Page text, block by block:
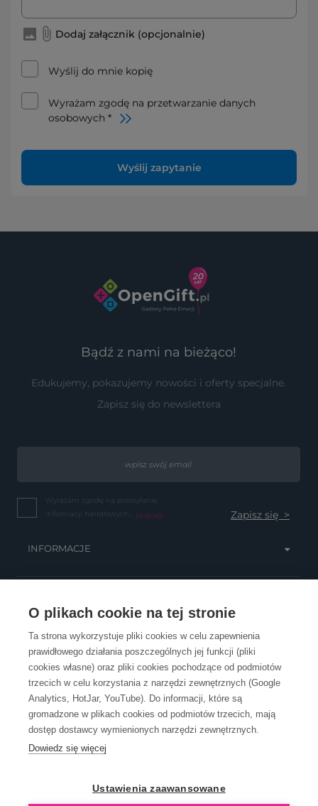
O plikach cookie na tej stronie
Ta strona wykorzystuje pliki cookies w celu zapewnienia
prawidłowego działania poszczególnych jej funkcji (pliki
cookies własne) oraz pliki cookies pochodzące od podmiotów
trzecich w celu korzystania z narzędzi zewnętrznych (Google
Analytics, HotJar, YouTube). Do informacji, które są
gromadzone w plikach cookies od podmiotów trzecich, mają
dostęp dostawcy wymienionych narzędzi zewnętrznych.
Dowiedz się więcej
Ustawienia zaawansowane
Dodaj załącznik (opcjonalnie)
Wyślij do mnie kopię
Wyrażam zgodę na przetwarzanie danych
osobowych *
Wyślij zapytanie
Bądź z nami na bieżąco!
Edukujemy, pokazujemy nowości i oferty specjalne.
Zapisz się do newslettera
Wyrażam zgodę na przesyłanie
informacji handlowych... (więcej)
INFORMACJE
OBSŁUGA KLIENTA
KONTAKT
OpenGift jest częścią ReflectGroup.